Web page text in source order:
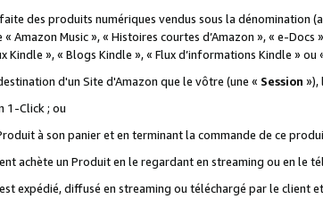
des produits numériques vendus sous la dénomination
Music », « Histoires courtes d’Amazon », « e-Docs
Kindle », « Blogs Kindle », « Flux d’informations Kindle »
d'un Site d'Amazon que le vôtre (une « Session »),
1-Click ; ou
à son panier et en terminant la commande de ce
achète un Produit en le regardant en streaming ou en le
expédié, diffusé en streaming ou téléchargé par le client